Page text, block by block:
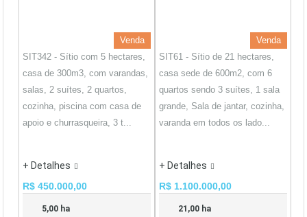
Venda
SIT342 - Sítio com 5 hectares,
casa de 300m3, com varandas,
salas, 2 suítes, 2 quartos,
cozinha, piscina com casa de
apoio e churrasqueira, 3 t...
+ Detalhes
R$ 450.000,00
5,00 ha
Venda
SIT61 - Sítio de 21 hectares,
casa sede de 600m2, com 6
quartos sendo 3 suítes, 1 sala
grande, Sala de jantar, cozinha,
varanda em todos os lado...
+ Detalhes
R$ 1.100.000,00
21,00 ha